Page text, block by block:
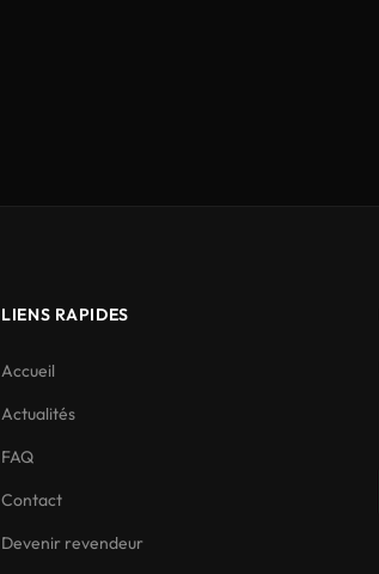
LIENS RAPIDES
Accueil
Actualités
FAQ
Contact
Devenir revendeur